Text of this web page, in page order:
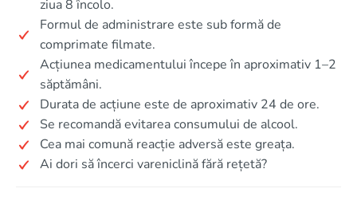
ziua 8 încolo.
Formul de administrare este sub formă de
comprimate filmate.
Acțiunea medicamentului începe în aproximativ 1–2
săptămâni.
Durata de acțiune este de aproximativ 24 de ore.
Se recomandă evitarea consumului de alcool.
Cea mai comună reacție adversă este greața.
Ai dori să încerci vareniclină fără rețetă?